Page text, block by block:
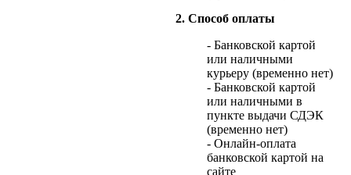
2. Способ оплаты
- Банковской картой
или наличными
курьеру (временно нет)
- Банковской картой
или наличными в
пункте выдачи СДЭК
(временно нет)
- Онлайн-оплата
банковской картой на
сайте